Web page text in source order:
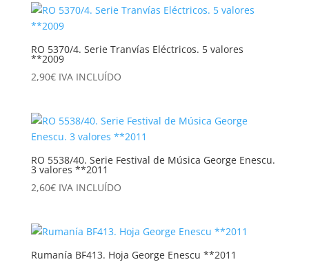
RO 5370/4. Serie Tranvías Eléctricos. 5 valores
**2009
2,90€ IVA INCLUÍDO
RO 5538/40. Serie Festival de Música George Enescu.
3 valores **2011
2,60€ IVA INCLUÍDO
Rumanía BF413. Hoja George Enescu **2011